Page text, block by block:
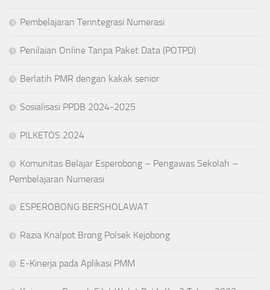
Pembelajaran Terintegrasi Numerasi
Penilaian Online Tanpa Paket Data (POTPD)
Berlatih PMR dengan kakak senior
Sosialisasi PPDB 2024-2025
PILKETOS 2024
Komunitas Belajar Esperobong – Pengawas Sekolah –
Pembelajaran Numerasi
ESPEROBONG BERSHOLAWAT
Razia Knalpot Brong Polsek Kejobong
E-Kinerja pada Aplikasi PMM